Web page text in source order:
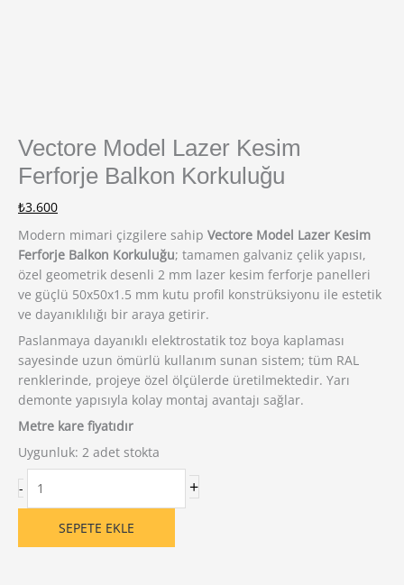
Vectore Model Lazer Kesim
Ferforje Balkon Korkuluğu
₺3.600
Modern mimari çizgilere sahip Vectore Model Lazer Kesim
Ferforje Balkon Korkuluğu; tamamen galvaniz çelik yapısı,
özel geometrik desenli 2 mm lazer kesim ferforje panelleri
ve güçlü 50x50x1.5 mm kutu profil konstrüksiyonu ile estetik
ve dayanıklılığı bir araya getirir.
Paslanmaya dayanıklı elektrostatik toz boya kaplaması
sayesinde uzun ömürlü kullanım sunan sistem; tüm RAL
renklerinde, projeye özel ölçülerde üretilmektedir. Yarı
demonte yapısıyla kolay montaj avantajı sağlar.
Metre kare fiyatıdır
Uygunluk: 2 adet stokta
-
Model
Kesim
+
SEPETE EKLE